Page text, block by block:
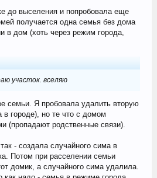
до выселения и попробовала еще
получается одна семья без дома
в дом (хоть через режим города,
участок. вселяю
семьи. Я пробовала удалить вторую
городе), но те что с домом
(пропадают родственные связи).
- создала случайного сима в
Потом при расселении семьи
домик, а случайного сима удалила.